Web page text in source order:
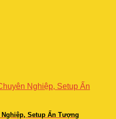
Setup Ấn Tượng